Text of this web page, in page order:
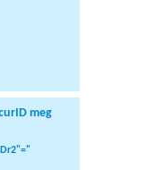
meg